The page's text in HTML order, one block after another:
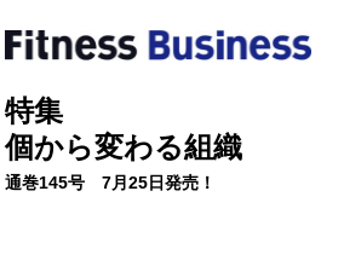
特集
個から変わる組織
通巻145号 7月25日発売！